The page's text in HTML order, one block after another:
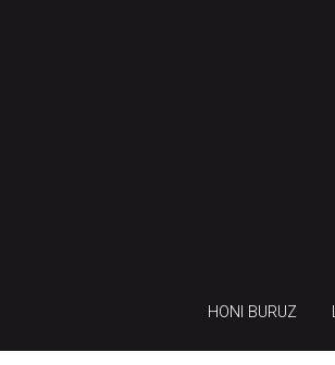
HONI BURUZ